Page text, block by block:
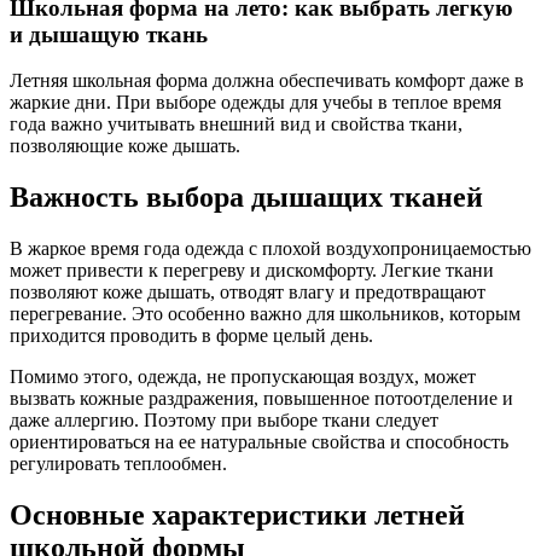
Школьная форма на лето: как выбрать легкую
и дышащую ткань
Летняя школьная форма должна обеспечивать комфорт даже в
жаркие дни. При выборе одежды для учебы в теплое время
года важно учитывать внешний вид и свойства ткани,
позволяющие коже дышать.
Важность выбора дышащих тканей
В жаркое время года одежда с плохой воздухопроницаемостью
может привести к перегреву и дискомфорту. Легкие ткани
позволяют коже дышать, отводят влагу и предотвращают
перегревание. Это особенно важно для школьников, которым
приходится проводить в форме целый день.
Помимо этого, одежда, не пропускающая воздух, может
вызвать кожные раздражения, повышенное потоотделение и
даже аллергию. Поэтому при выборе ткани следует
ориентироваться на ее натуральные свойства и способность
регулировать теплообмен.
Основные характеристики летней
школьной формы